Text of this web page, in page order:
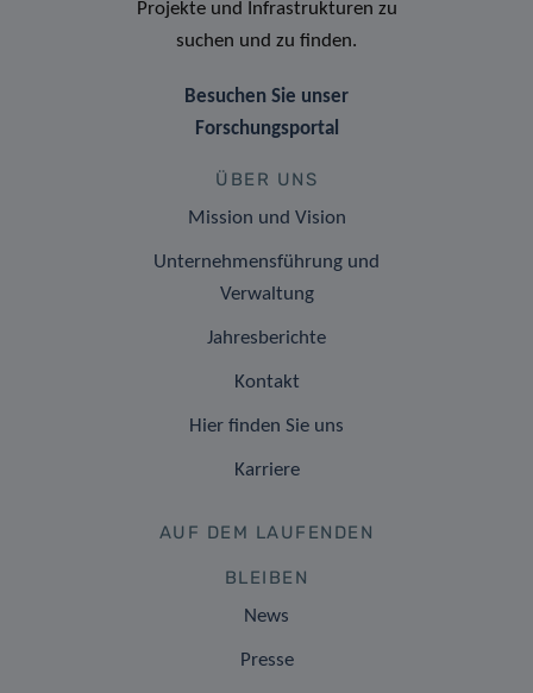
Projekte und Infrastrukturen zu
suchen und zu finden.
Besuchen Sie unser
Forschungsportal
ÜBER UNS
Mission und Vision
Unternehmensführung und
Verwaltung
Jahresberichte
Kontakt
Hier finden Sie uns
Karriere
AUF DEM LAUFENDEN
BLEIBEN
News
Presse